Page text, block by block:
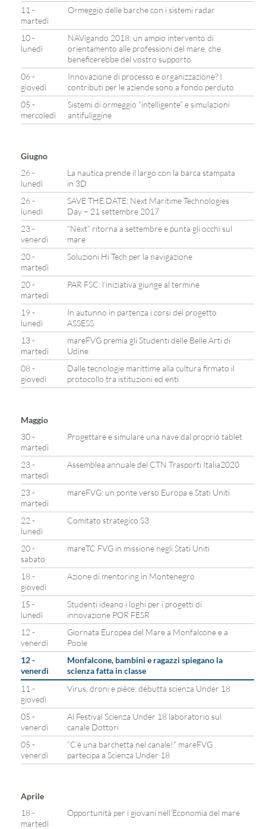
11 -
martedì
Ormeggio delle barche con i sistemi radar
10 -
lunedì
NAVigando 2018: un ampio intervento di
orientamento alle professioni del mare, che
beneficerebbe del vostro supporto
06 -
giovedì
Innovazione di processo e organizzazione? I
contributi per le aziende sono a fondo perduto
05 -
mercoledì
Sistemi di ormeggio “intelligente” e simulazioni
antifuliggine
Giugno
26 -
lunedì
La nautica prende il largo con la barca stampata
in 3D
26 -
lunedì
SAVE THE DATE: Next Maritime Technologies
Day – 21 settembre 2017
23 -
venerdì
“Next” ritorna a settembre e punta gli occhi sul
mare
20 -
martedì
Soluzioni Hi Tech per la navigazione
20 -
martedì
PAR FSC: l’iniziativa giunge al termine
19 -
lunedì
In autunno in partenza i corsi del progetto
ASSESS
13 -
martedì
mareFVG premia gli Studenti delle Belle Arti di
Udine
08 -
giovedì
Dalle tecnologie marittime alla cultura firmato il
protocollo tra istituzioni ed enti
Maggio
30 -
martedì
Progettare e simulare una nave dal proprio tablet
23 -
martedì
Assemblea annuale del CTN Trasporti Italia2020
23 -
martedì
mareFVG: un ponte verso Europa e Stati Uniti
22 -
lunedì
Comitato strategico S3
20 -
sabato
mareTC FVG in missione negli Stati Uniti
18 -
giovedì
Azione di mentoring in Montenegro
15 -
lunedì
Studenti ideano i loghi per i progetti di
innovazione POR FESR
12 -
venerdì
Giornata Europea del Mare a Monfalcone e a
Poole
12 -
venerdì
Monfalcone, bambini e ragazzi spiegano la
scienza fatta in classe
11 -
giovedì
Virus, droni e pièce: debutta scienza Under 18
05 -
venerdì
Al Festival Scienza Under 18 laboratorio sul
canale Dottori
05 -
venerdì
“C’è una barchetta nel canale!” mareFVG
partecipa a Scienza Under 18
Aprile
18 -
martedì
Opportunità per i giovani nell’Economia del mare